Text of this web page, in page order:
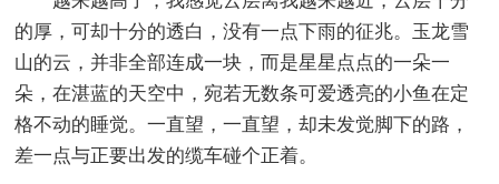
的厚，可却十分的透白，没有一点下雨的征兆。玉龙雪
山的云，并非全部连成一块，而是星星点点的一朵一
朵，在湛蓝的天空中，宛若无数条可爱透亮的小鱼在定
格不动的睡觉。一直望，一直望，却未发觉脚下的路，
差一点与正要出发的缆车碰个正着。